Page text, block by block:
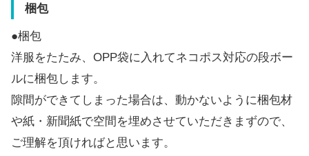
梱包
●梱包
洋服をたたみ、OPP袋に入れてネコポス対応の段ボー
ルに梱包します。
隙間ができてしまった場合は、動かないように梱包材
や紙・新聞紙で空間を埋めさせていただきまずので、
ご理解を頂ければと思います。